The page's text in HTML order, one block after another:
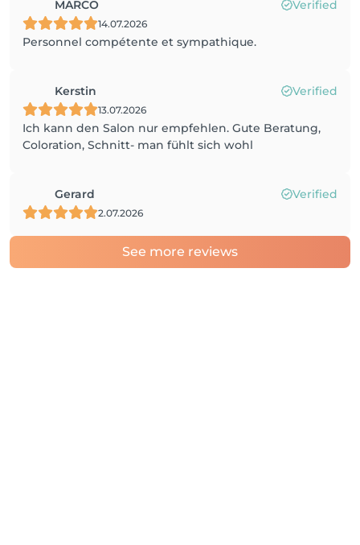
MARCO Verified
14.07.2026
Personnel compétente et sympathique.
Kerstin Verified
13.07.2026
Ich kann den Salon nur empfehlen. Gute Beratung,
Coloration, Schnitt- man fühlt sich wohl
Gerard Verified
2.07.2026
See more reviews